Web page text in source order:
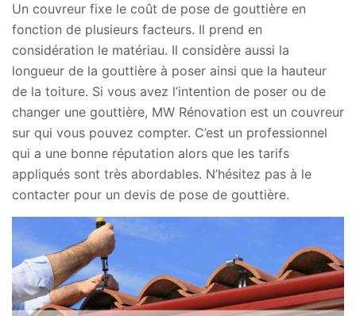
Un couvreur fixe le coût de pose de gouttière en
fonction de plusieurs facteurs. Il prend en
considération le matériau. Il considère aussi la
longueur de la gouttière à poser ainsi que la hauteur
de la toiture. Si vous avez l’intention de poser ou de
changer une gouttière, MW Rénovation est un couvreur
sur qui vous pouvez compter. C’est un professionnel
qui a une bonne réputation alors que les tarifs
appliqués sont très abordables. N’hésitez pas à le
contacter pour un devis de pose de gouttière.